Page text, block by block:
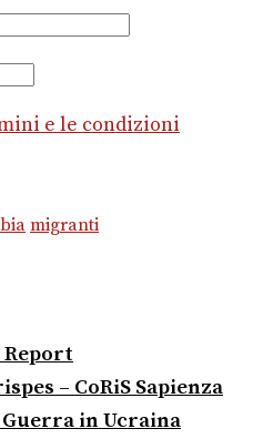
e le condizioni
migranti
Report
– CoRiS Sapienza
in Ucraina